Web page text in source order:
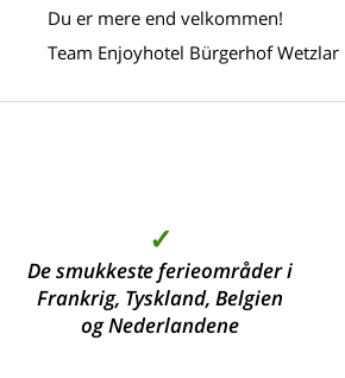
Du er mere end velkommen!
Team Enjoyhotel Bürgerhof Wetzlar
✓
De smukkeste ferieområder i
Frankrig, Tyskland, Belgien
og Nederlandene